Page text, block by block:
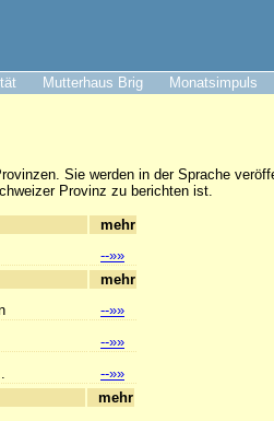
Mutterhaus Brig Monatsimpuls
Sie werden in der Sprache
Provinz zu berichten ist.
mehr
--»»
mehr
--»»
--»»
--»»
mehr